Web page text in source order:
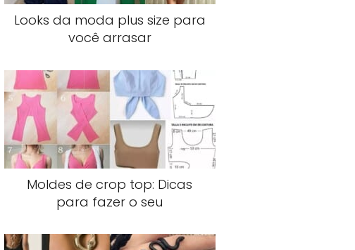
Looks da moda plus size para
você arrasar
Moldes de crop top: Dicas
para fazer o seu